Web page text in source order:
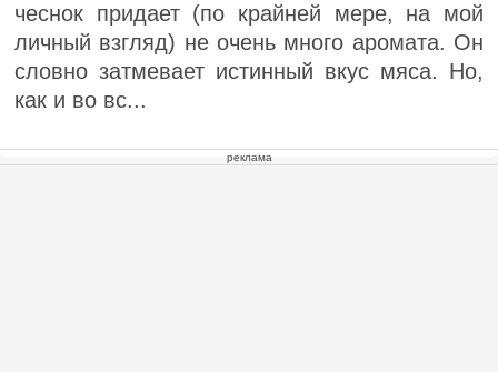
чеснок придает (по крайней мере, на мой
личный взгляд) не очень много аромата. Он
словно затмевает истинный вкус мяса. Но,
как и во вс...
реклама